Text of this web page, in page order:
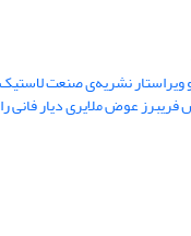
نشریه‌ی صنعت لاستیک
عوض ملایری دیار فانی